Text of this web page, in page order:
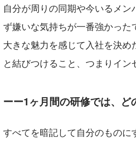
自分が周りの同期や今いるメ
ず嫌いな気持ちが一番強かっ
大きな魅力を感じて入社を決
と結びつけること、つまりイン
ーー1ヶ月間の研修では、
すべてを暗記して自分のもの